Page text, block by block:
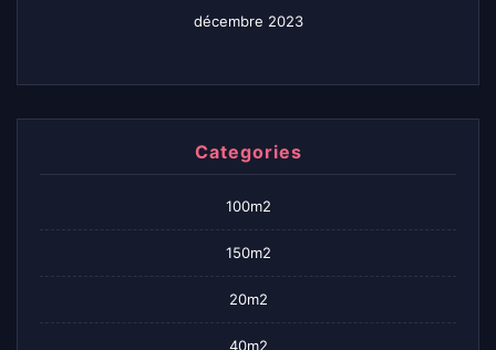
décembre 2023
Categories
100m2
150m2
20m2
40m2